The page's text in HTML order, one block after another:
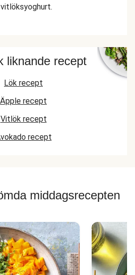
liknande recept
Lök recept
Äpple recept
Vitlök recept
recept
middagsrecepten